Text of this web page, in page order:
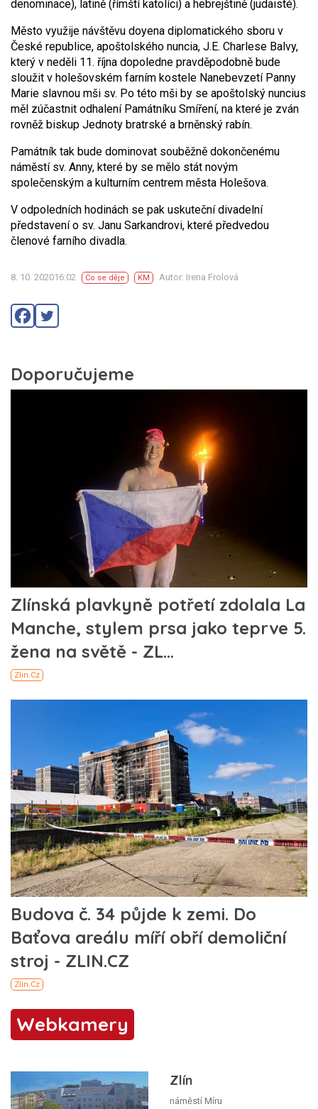
denominace), latině (římští katolíci) a hebrejštině (judaisté).
Město využije návštěvu doyena diplomatického sboru v
České republice, apoštolského nuncia, J.E. Charlese Balvy,
který v neděli 11. října dopoledne pravděpodobně bude
sloužit v holešovském farním kostele Nanebevzetí Panny
Marie slavnou mši sv. Po této mši by se apoštolský nuncius
měl zúčastnit odhalení Památníku Smíření, na které je zván
rovněž biskup Jednoty bratrské a brněnský rabín.
Památník tak bude dominovat souběžně dokončenému
náměstí sv. Anny, které by se mělo stát novým
společenským a kulturním centrem města Holešova.
V odpoledních hodinách se pak uskuteční divadelní
představení o sv. Janu Sarkandrovi, které předvedou
členové farního divadla.
8. 10. 202016:02 Co se děje KM Autor: Irena Frolová
Webkamery
Zlín
náměstí Míru